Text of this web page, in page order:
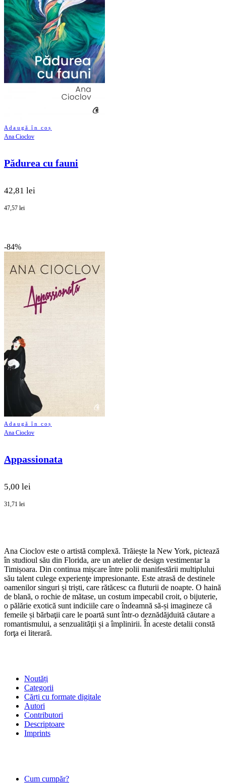
Adaugă în coș
Ana Cioclov
Pădurea cu fauni
42,81 lei
47,57 lei
-84%
Adaugă în coș
Ana Cioclov
Appassionata
5,00 lei
31,71 lei
Ana Cioclov este o artistă complexă. Trăiește la New York, pictează
în studioul său din Florida, are un atelier de design vestimentar la
Timișoara. Din continua mișcare între polii manifestării multiplului
său talent culege experienţe impresionante. Este atrasă de destinele
oamenilor singuri și triști, care rătăcesc ca fluturii de noapte. O haină
de blană, o rochie de mătase, un costum impecabil croit, o bijuterie,
o pălărie exotică sunt indiciile care o îndeamnă să-și imagineze că
femeile și bărbaţii care le poartă sunt într-o deznădăjduită căutare a
romantismului, a senzualităţii și a împlinirii. În aceste detalii constă
forţa ei literară.
Noutăți
Categorii
Cărți cu formate digitale
Autori
Contributori
Descriptoare
Imprints
Cum cumpăr?